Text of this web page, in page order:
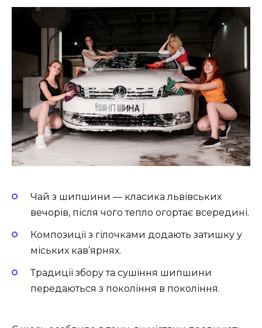
Чай з шипшини — класика львівських
вечорів, після чого тепло огортає всередині.
Композиції з гілочками додають затишку у
міських кав’ярнях.
Традиції збору та сушіння шипшини
передаються з покоління в покоління.